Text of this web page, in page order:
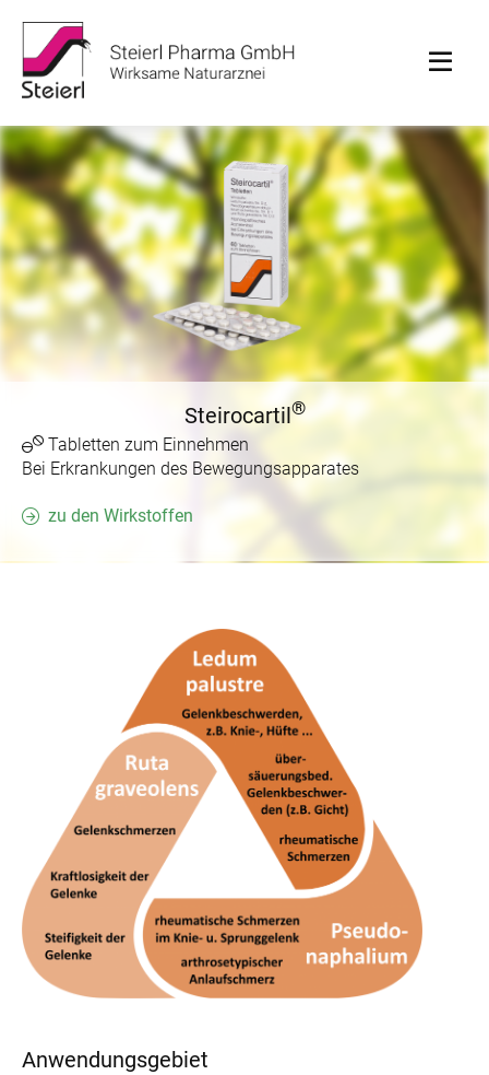
Steirocartil®
Tabletten zum Einnehmen
Bei Erkrankungen des Bewegungsapparates
zu den Wirkstoffen
Anwendungsgebiet